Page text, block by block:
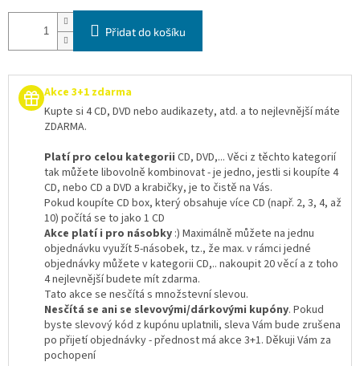
Přidat do košíku
Akce 3+1 zdarma
Kupte si 4 CD, DVD nebo audikazety, atd. a to nejlevnější máte
ZDARMA.
Platí pro celou kategorii CD, DVD,... Věci z těchto kategorií
tak můžete libovolně kombinovat - je jedno, jestli si koupíte 4
CD, nebo CD a DVD a krabičky, je to čistě na Vás.
Pokud koupíte CD box, který obsahuje více CD (např. 2, 3, 4, až
10) počítá se to jako 1 CD
Akce platí i pro násobky :) Maximálně můžete na jednu
objednávku využít 5-násobek, tz., že max. v rámci jedné
objednávky můžete v kategorii CD,.. nakoupit 20 věcí a z toho
4 nejlevnější budete mít zdarma.
Tato akce se nesčítá s množstevní slevou.
Nesčítá se ani se slevovými/dárkovými kupóny. Pokud
byste slevový kód z kupónu uplatnili, sleva Vám bude zrušena
po přijetí objednávky - přednost má akce 3+1. Děkuji Vám za
pochopení